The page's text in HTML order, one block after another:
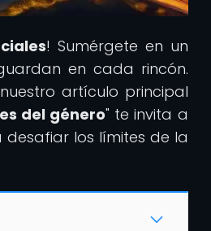
! Sumérgete en un
en cada rincón.
artículo principal
del género" te invita a
desafiar los límites de la